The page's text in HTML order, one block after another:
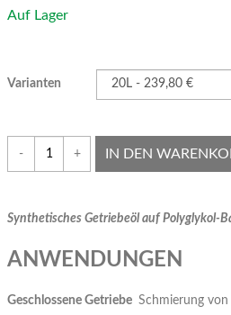
Auf Lager
Varianten
- + IN DEN
Synthetisches Getriebeöl auf Polyglykol-
ANWENDUNGEN
Geschlossene Getriebe Schmierung von